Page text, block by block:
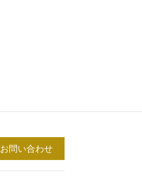
お問い合わせ